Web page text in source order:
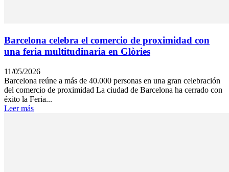
Barcelona celebra el comercio de proximidad con
una feria multitudinaria en Glòries
11/05/2026
Barcelona reúne a más de 40.000 personas en una gran celebración
del comercio de proximidad La ciudad de Barcelona ha cerrado con
éxito la Feria...
Leer más